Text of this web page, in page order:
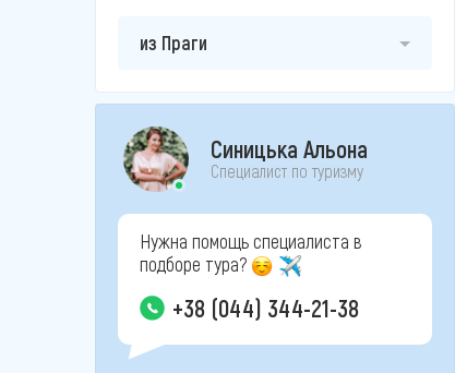
из Праги
Синицька Альона
Специалист по туризму
Нужна помощь специалиста в
подборе тура?
+38 (044) 344-21-38